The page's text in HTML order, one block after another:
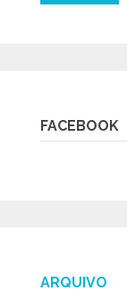
FACEBOOK
ARQUIVO